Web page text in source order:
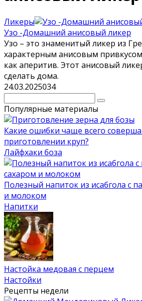
Ликеры
Узо -Домашний анисовый ликер
Узо – это знаменитый ликер из
характерным анисовым
как аперитив. Этот анисовый
сделать дома.
24.03.2025034
Поиск:
Популярные материалы
Какие ошибки чаще всего
приготовлении круп?
Лайфхаки боза
Полезный напиток из исабгола с
и молоком
Напитки
Настойка медовая с перцем
Настойки
Рецепты недели